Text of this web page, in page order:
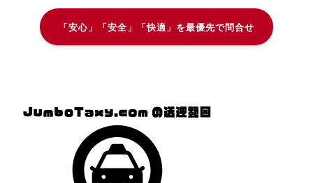
「安心」「安全」「快適」を最優先で問合せ